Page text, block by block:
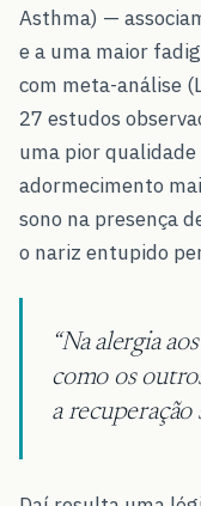
Asthma) —
e a uma maior
com meta-análise
27 estudos
uma pior
adormecimento
sono na presença
o nariz entupido
Na alergia
como os
a